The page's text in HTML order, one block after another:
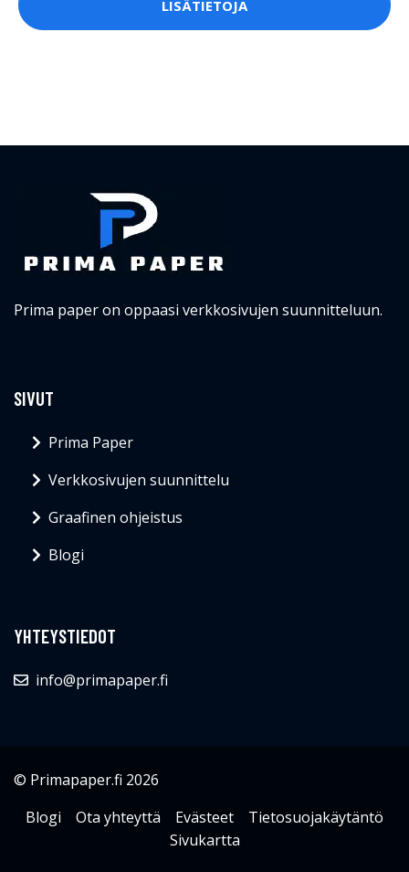
LISÄTIETOJA
Prima paper on oppaasi verkkosivujen suunnitteluun.
SIVUT
Prima Paper
Verkkosivujen suunnittelu
Graafinen ohjeistus
Blogi
YHTEYSTIEDOT
info@primapaper.fi
© Primapaper.fi 2026
Blogi
Ota yhteyttä Evästeet
Tietosuojakäytäntö
Sivukartta